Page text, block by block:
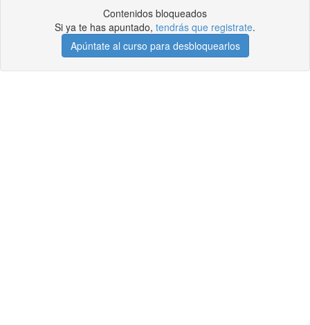
Contenidos bloqueados
Si ya te has apuntado, tendrás que registrate.
Apúntate al curso para desbloquearlos